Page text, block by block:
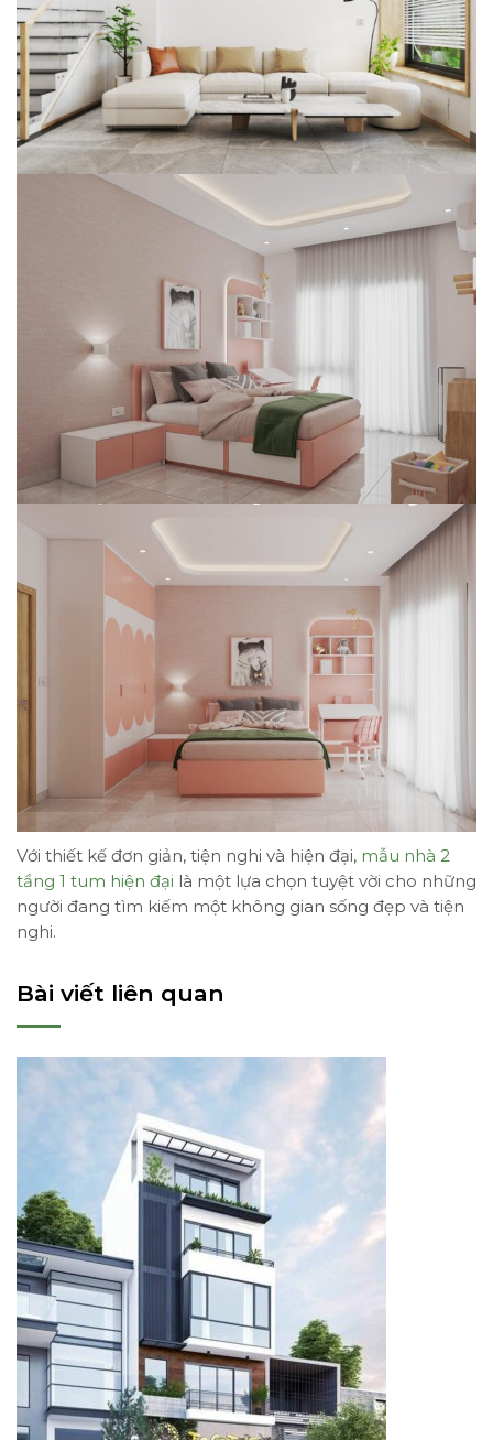
Với thiết kế đơn giản, tiện nghi và hiện đại, mẫu nhà 2
tầng 1 tum hiện đại là một lựa chọn tuyệt vời cho những
người đang tìm kiếm một không gian sống đẹp và tiện
nghi.
Bài viết liên quan